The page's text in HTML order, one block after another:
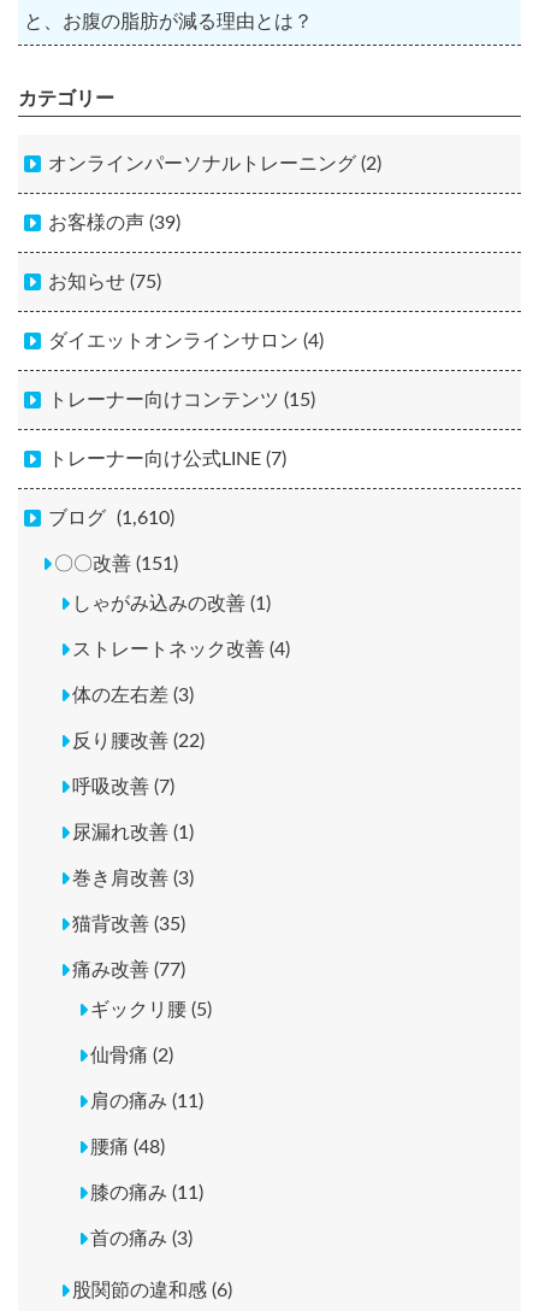
と、お腹の脂肪が減る理由とは？
カテゴリー
オンラインパーソナルトレーニング (2)
お客様の声 (39)
お知らせ (75)
ダイエットオンラインサロン (4)
トレーナー向けコンテンツ (15)
トレーナー向け公式LINE (7)
ブログ (1,610)
〇〇改善 (151)
しゃがみ込みの改善 (1)
ストレートネック改善 (4)
体の左右差 (3)
反り腰改善 (22)
呼吸改善 (7)
尿漏れ改善 (1)
巻き肩改善 (3)
猫背改善 (35)
痛み改善 (77)
ギックリ腰 (5)
仙骨痛 (2)
肩の痛み (11)
腰痛 (48)
膝の痛み (11)
首の痛み (3)
股関節の違和感 (6)